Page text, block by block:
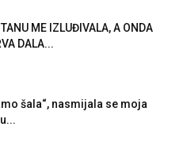
ME IZLUĐIVALA, A ONDA
DALA...
šala“, nasmijala se moja